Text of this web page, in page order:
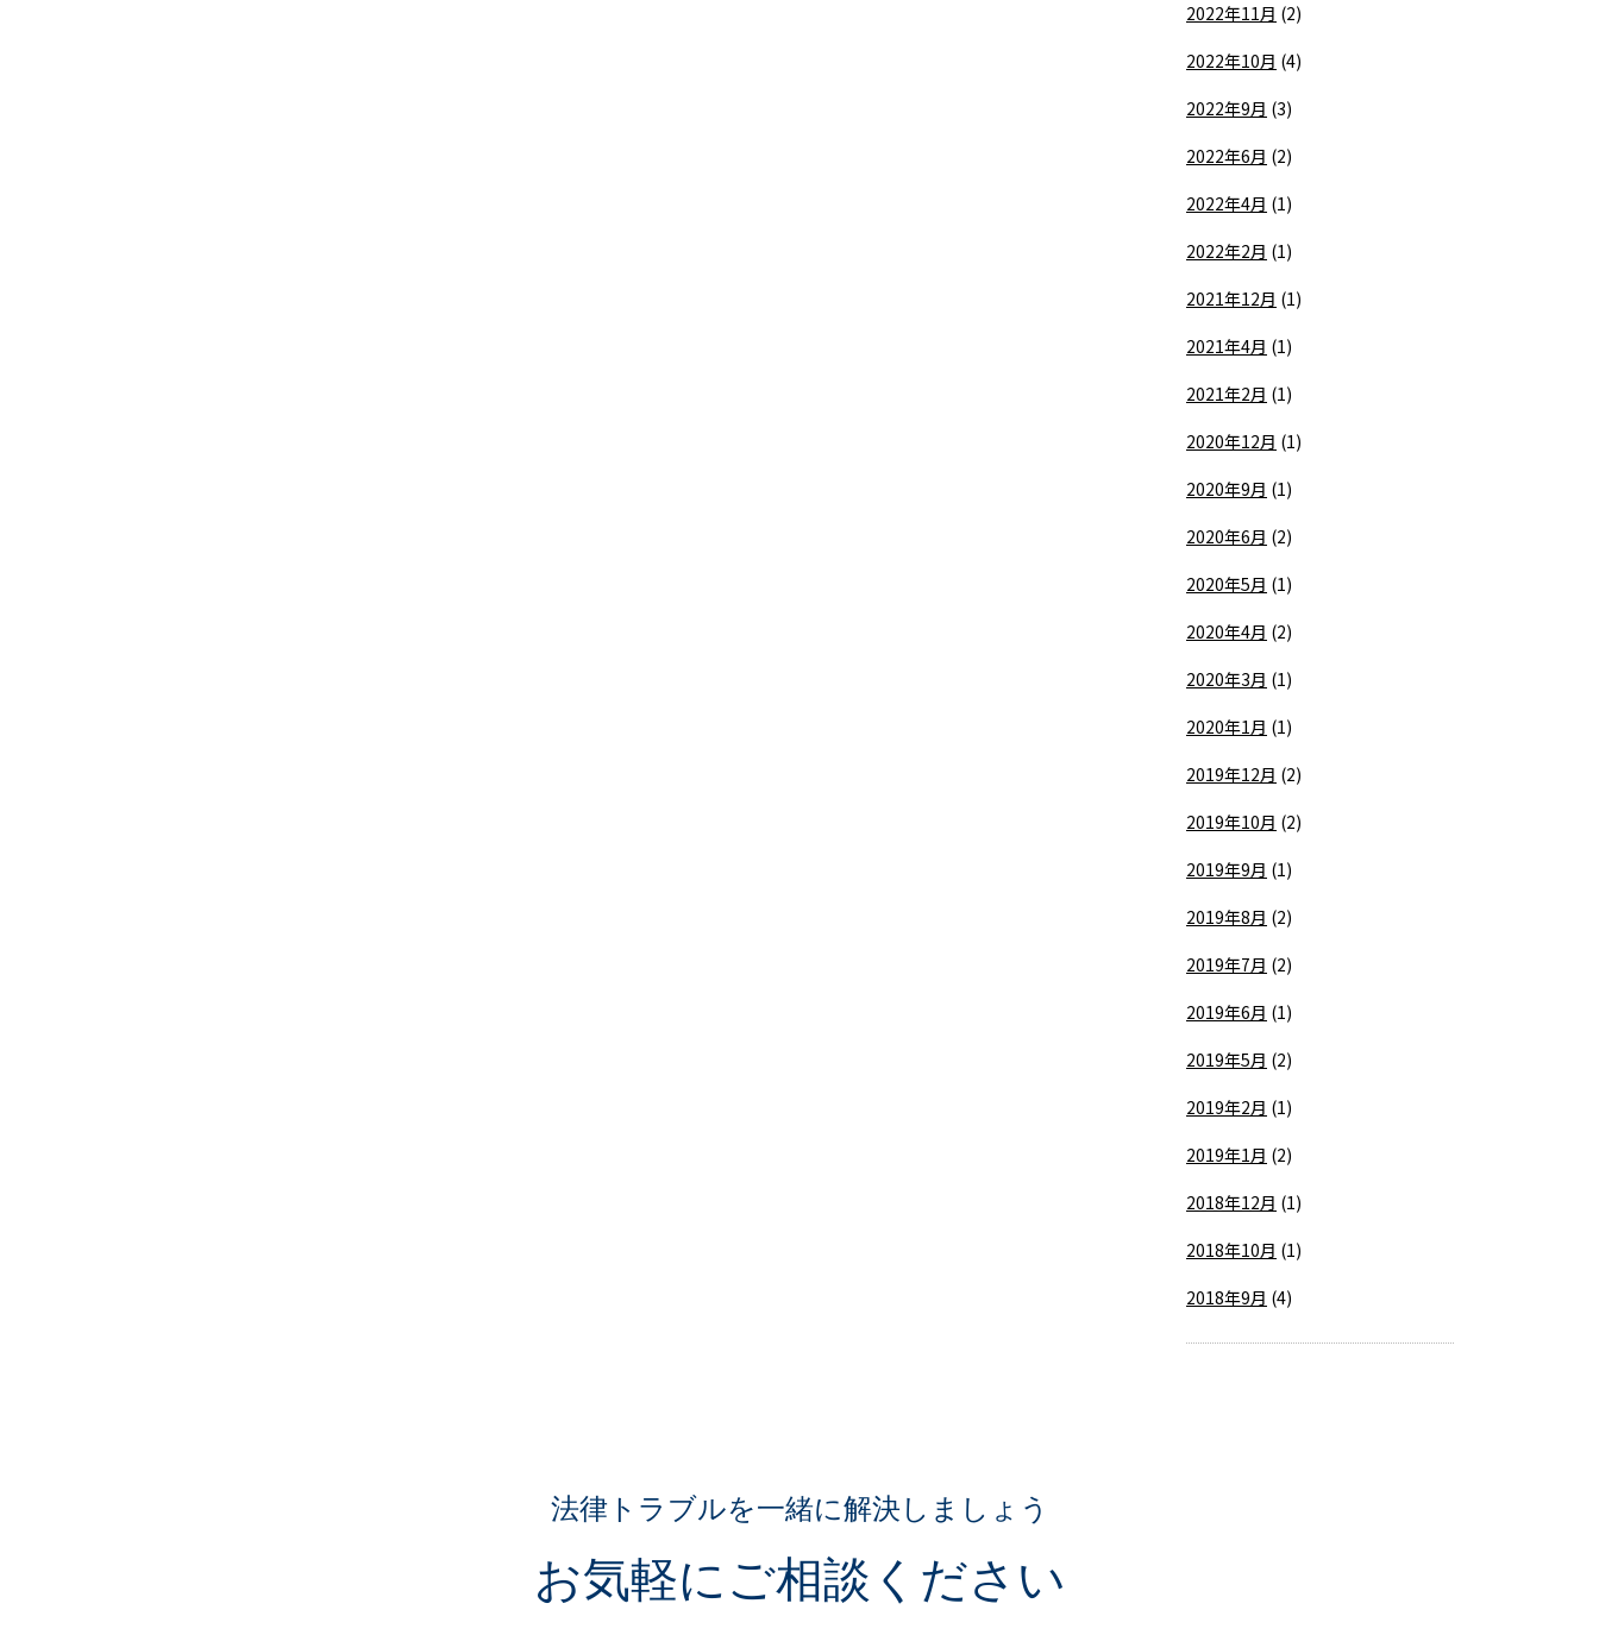
2022年11月 (2)
2022年10月 (4)
2022年9月 (3)
2022年6月 (2)
2022年4月 (1)
2022年2月 (1)
2021年12月 (1)
2021年4月 (1)
2021年2月 (1)
2020年12月 (1)
2020年9月 (1)
2020年6月 (2)
2020年5月 (1)
2020年4月 (2)
2020年3月 (1)
2020年1月 (1)
2019年12月 (2)
2019年10月 (2)
2019年9月 (1)
2019年8月 (2)
2019年7月 (2)
2019年6月 (1)
2019年5月 (2)
2019年2月 (1)
2019年1月 (2)
2018年12月 (1)
2018年10月 (1)
2018年9月 (4)
法律トラブルを一緒に解決しましょう
お気軽にご相談ください